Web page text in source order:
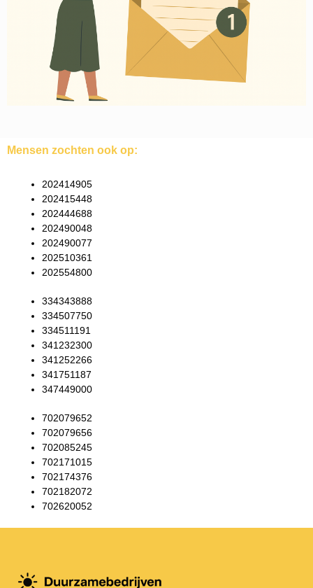
Mensen zochten ook op:
202414905
202415448
202444688
202490048
202490077
202510361
202554800
334343888
334507750
334511191
341232300
341252266
341751187
347449000
702079652
702079656
702085245
702171015
702174376
702182072
702620052